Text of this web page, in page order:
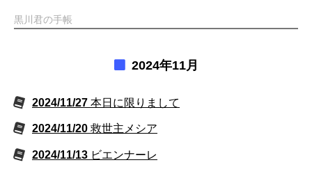
黒川君の手帳
2024年11月
2024/11/27 本日に限りまして
2024/11/20 救世主メシア
2024/11/13 ビエンナーレ